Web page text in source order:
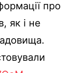
про
як і не